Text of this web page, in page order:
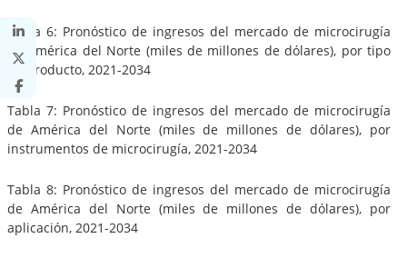
Tabla 6: Pronóstico de ingresos del mercado de microcirugía
de América del Norte (miles de millones de dólares), por tipo
de producto, 2021-2034
Tabla 7: Pronóstico de ingresos del mercado de microcirugía
de América del Norte (miles de millones de dólares), por
instrumentos de microcirugía, 2021-2034
Tabla 8: Pronóstico de ingresos del mercado de microcirugía
de América del Norte (miles de millones de dólares), por
aplicación, 2021-2034